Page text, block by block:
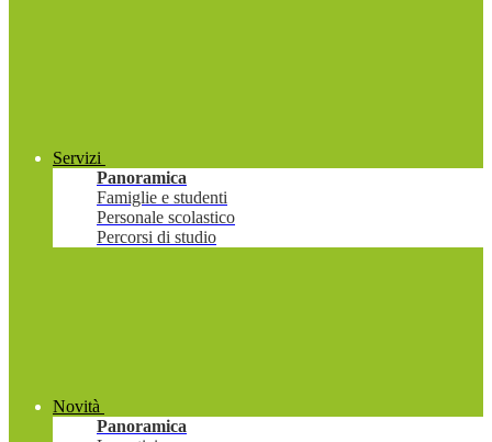
Servizi
Panoramica
Famiglie e studenti
Personale scolastico
Percorsi di studio
Novità
Panoramica